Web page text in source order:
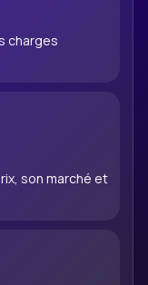
charges
son marché et